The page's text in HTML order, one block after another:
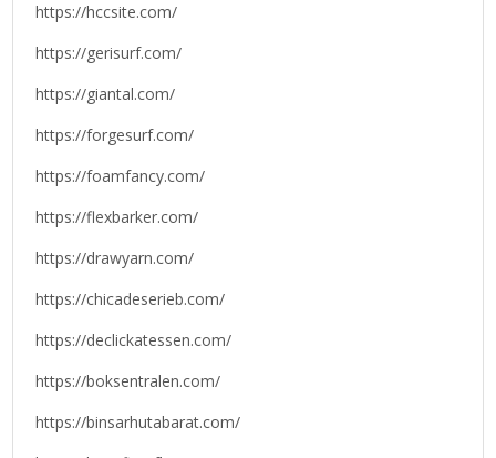
https://hccsite.com/
https://gerisurf.com/
https://giantal.com/
https://forgesurf.com/
https://foamfancy.com/
https://flexbarker.com/
https://drawyarn.com/
https://chicadeserieb.com/
https://declickatessen.com/
https://boksentralen.com/
https://binsarhutabarat.com/